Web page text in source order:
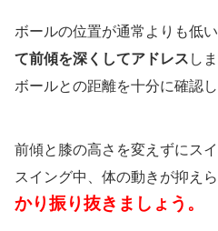
ボールの位置が通常よりも低い
て前傾を深くしてアドレス し
ボールとの距離を十分に確認
前傾と膝の高さを変えずにスイ
スイング中、体の動きが抑え
かり振り抜きましょう。